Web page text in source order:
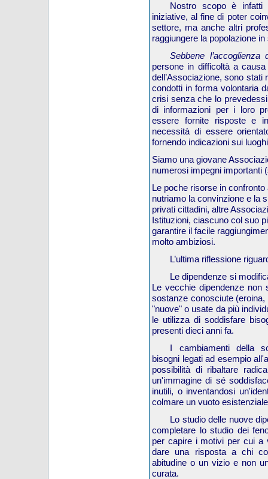
Nostro scopo è infatti
iniziative, al fine di poter
settore, ma anche altri
raggiungere la popolazione
Sebbene
persone in difficoltà a
dell’Associazione, sono
condotti in forma volontaria
crisi senza che lo
di informazioni per i loro
essere fornite risposte e
necessità di essere
fornendo indicazioni sui
Siamo una giovane
numerosi impegni importanti
Le poche risorse in
nutriamo la convinzione e la
privati cittadini, altre
Istituzioni, ciascuno col suo
garantire il facile
molto ambiziosi.
L’ultima riflessione
Le dipendenze si
Le vecchie dipendenze
sostanze conosciute
"nuove" o usate da più
le utilizza di soddisfare
presenti dieci anni fa.
I cambiamenti della
bisogni legati ad esempio
possibilità di ribaltare
un'immagine di sé
inutili, o inventandosi
colmare un vuoto
Lo studio delle nuove
completare lo studio dei
per capire i motivi per cui a
dare una risposta a chi
abitudine o un vizio e non
curata.